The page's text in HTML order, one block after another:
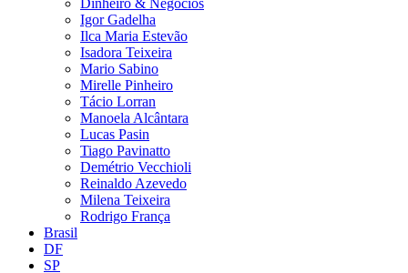
Igor Gadelha
Ilca Maria Estevão
Isadora Teixeira
Mario Sabino
Mirelle Pinheiro
Tácio Lorran
Manoela Alcântara
Lucas Pasin
Tiago Pavinatto
Demétrio Vecchioli
Reinaldo Azevedo
Milena Teixeira
Rodrigo França
Brasil
DF
SP